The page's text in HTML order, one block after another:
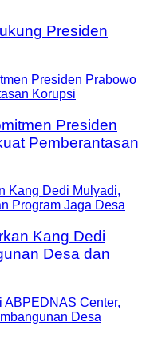
Presiden
Presiden
Pemberantasan
Kang Dedi
Desa dan